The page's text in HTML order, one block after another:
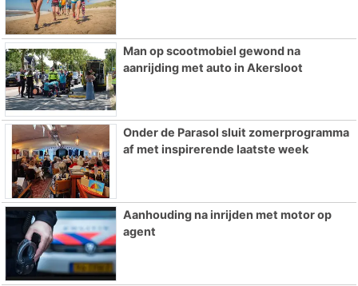
Man op scootmobiel gewond na
aanrijding met auto in Akersloot
Onder de Parasol sluit zomerprogramma
af met inspirerende laatste week
Aanhouding na inrijden met motor op
agent